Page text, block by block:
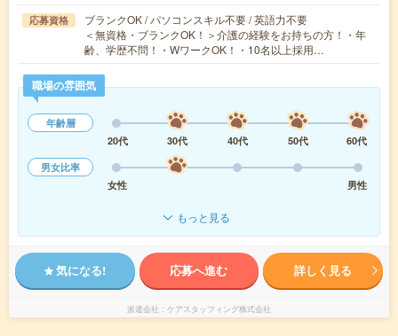
応募資格
ブランクOK / パソコンスキル不要 / 英語力不要
＜無資格・ブランクOK！＞介護の経験をお持ちの方！・年
齢、学歴不問！・WワークOK！・10名以上採用…
職場の雰囲気
年齢層
20代
30代 40代 50代
60代
男女比率
女性
男性
もっと見る
気になる! 応募へ進む 詳しく見る
派遣会社 ケアスタッフィング株式会社